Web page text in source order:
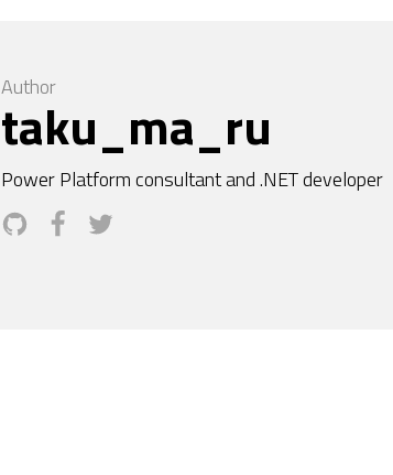
Author
taku_ma_ru
Power Platform consultant and .NET developer